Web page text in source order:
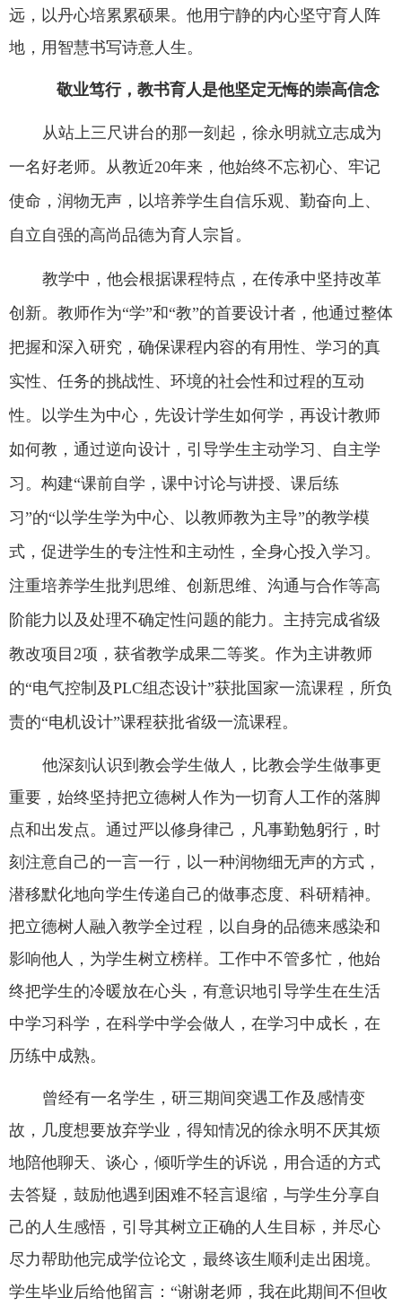
远，以丹心培累累硕果。他用宁静的内心坚守育人阵
地，用智慧书写诗意人生。
敬业笃行，教书育人是他坚定无悔的崇高信念
从站上三尺讲台的那一刻起，徐永明就立志成为
一名好老师。从教近20年来，他始终不忘初心、牢记
使命，润物无声，以培养学生自信乐观、勤奋向上、
自立自强的高尚品德为育人宗旨。
教学中，他会根据课程特点，在传承中坚持改革
创新。教师作为“学”和“教”的首要设计者，他通过整体
把握和深入研究，确保课程内容的有用性、学习的真
实性、任务的挑战性、环境的社会性和过程的互动
性。以学生为中心，先设计学生如何学，再设计教师
如何教，通过逆向设计，引导学生主动学习、自主学
习。构建“课前自学，课中讨论与讲授、课后练
习”的“以学生学为中心、以教师教为主导”的教学模
式，促进学生的专注性和主动性，全身心投入学习。
注重培养学生批判思维、创新思维、沟通与合作等高
阶能力以及处理不确定性问题的能力。主持完成省级
教改项目 2项，获省教学成果二等奖。作为主讲教师
的“电气控制及PLC组态设计”获批国家一流课程，所负
责的“电机设计”课程获批省级一流课程。
他深刻认识到教会学生做人，比教会学生做事更
重要，始终坚持把立德树人作为一切育人工作的落脚
点和出发点。通过严以修身律己，凡事勤勉躬行，时
刻注意自己的一言一行，以一种润物细无声的方式，
潜移默化地向学生传递自己的做事态度、科研精神。
把立德树人融入教学全过程，以自身的品德来感染和
影响他人，为学生树立榜样。工作中不管多忙，他始
终把学生的冷暖放在心头，有意识地引导学生在生活
中学习科学，在科学中学会做人，在学习中成长，在
历练中成熟。
曾经有一名学生，研三期间突遇工作及感情变
故，几度想要放弃学业，得知情况的徐永明不厌其烦
地陪他聊天、谈心，倾听学生的诉说，用合适的方式
去答疑，鼓励他遇到困难不轻言退缩，与学生分享自
己的人生感悟，引导其树立正确的人生目标，并尽心
尽力帮助他完成学位论文，最终该生顺利走出困境。
学生毕业后给他留言：“谢谢老师，我在此期间不但收